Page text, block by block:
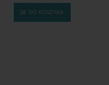
DO KOSZYKA